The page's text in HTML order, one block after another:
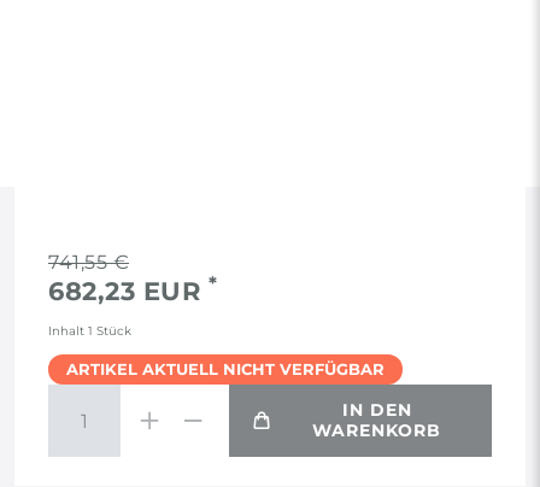
741,55 €
682,23 EUR *
Inhalt 1 Stück
ARTIKEL AKTUELL NICHT VERFÜGBAR
IN DEN
WARENKORB
RECHTLICHES
AGB
WIDERRUF